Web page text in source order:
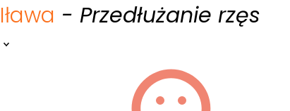
Iława - Przedłużanie rzęs